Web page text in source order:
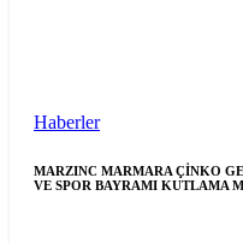
Haberler
MARZINC MARMARA ÇİNKO
VE SPOR BAYRAMI KUTLAMA